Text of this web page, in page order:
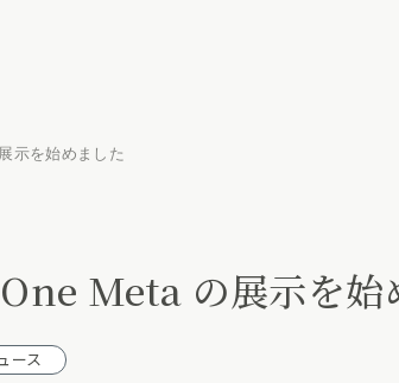
示を始めました
Meta の展示を始
ース